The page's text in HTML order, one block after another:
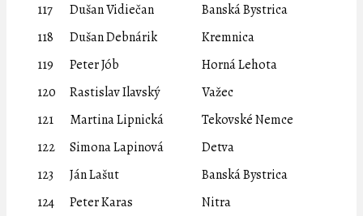
117
Dušan Vidiečan
Banská Bystrica
118
Dušan Debnárik
Kremnica
119
Peter Jób
Horná Lehota
120
Rastislav Ilavský
Važec
121
Martina Lipnická
Tekovské Nemce
122
Simona Lapinová
Detva
123
Ján Lašut
Banská Bystrica
124
Peter Karas
Nitra